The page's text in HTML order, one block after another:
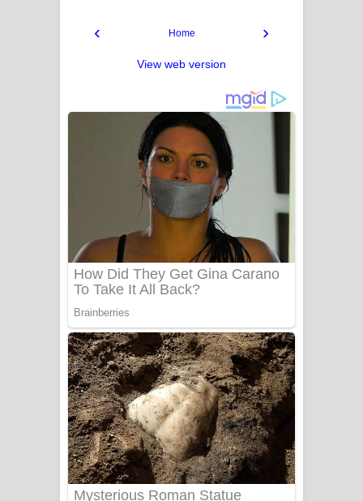
‹ ›
Home
View web version